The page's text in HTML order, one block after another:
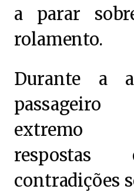
a parar
rolamento.
Durante a
passageiro
extremo
respostas
contradições